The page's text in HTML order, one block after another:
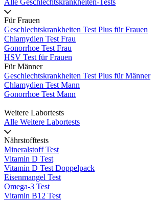
Für Frauen
Geschlechtskrankheiten Test Plus für Frauen
Chlamydien Test Frau
Gonorrhoe Test Frau
HSV Test für Frauen
Für Männer
Geschlechtskrankheiten Test Plus für Männer
Chlamydien Test Mann
Gonorrhoe Test Mann
Weitere Labortests
Alle Weitere Labortests
Nährstofftests
Mineralstoff Test
Vitamin D Test
Vitamin D Test Doppelpack
Eisenmangel Test
Omega-3 Test
Vitamin B12 Test